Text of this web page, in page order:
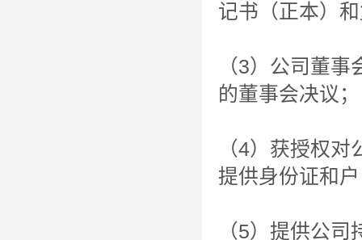
记书（正本）
（3）公司董
的董事会决议；
（4）获授权
提供身份证和
（5）提供公